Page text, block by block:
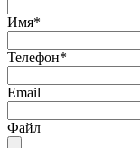
Имя*
Телефон*
Email
Файл